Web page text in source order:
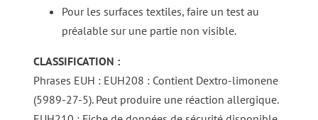
Pour les surfaces textiles, faire un test au
préalable sur une partie non visible.
CLASSIFICATION :
Phrases EUH : EUH208 : Contient Dextro-limonene
(5989-27-5). Peut produire une réaction allergique.